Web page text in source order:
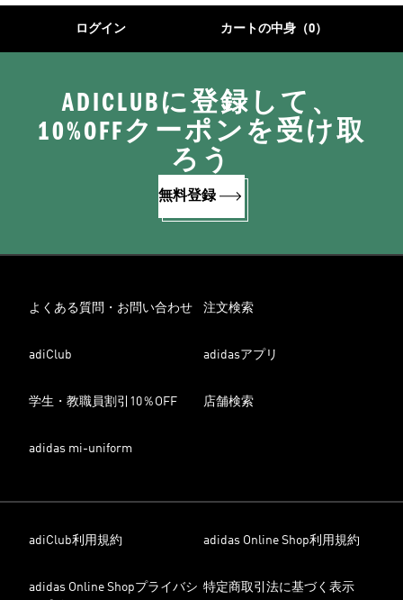
ログイン カートの中身（0）
ADICLUBに登録して、
10%OFFクーポンを受け取
ろう
無料登録
よくある質問・お問い合わせ 注文検索
adiClub adidasアプリ
学生・教職員割引10％OFF 店舗検索
adidas mi-uniform
adiClub利用規約 adidas Online Shop利用規約
adidas Online Shopプライバシ 特定商取引法に基づく表示